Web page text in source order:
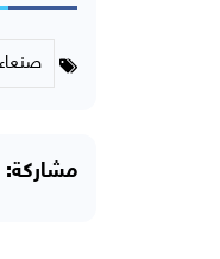
صنعاء
مشاركة: